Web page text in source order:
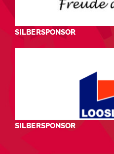
SILBERSPONSOR
SILBERSPONSOR